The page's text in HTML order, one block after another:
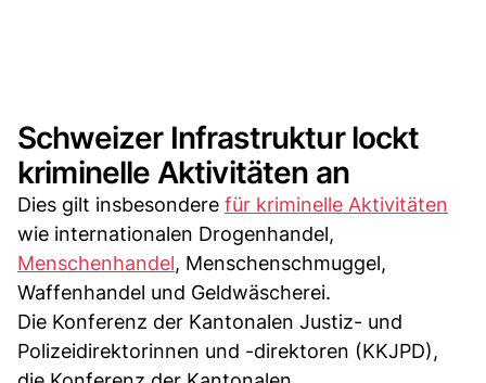
Schweizer Infrastruktur lockt
kriminelle Aktivitäten an
Dies gilt insbesondere für kriminelle Aktivitäten
wie internationalen Drogenhandel,
Menschenhandel, Menschenschmuggel,
Waffenhandel und Geldwäscherei.
Die Konferenz der Kantonalen Justiz- und
Polizeidirektorinnen und -direktoren (KKJPD),